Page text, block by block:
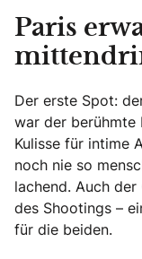
Paris
Der erste Spot:
war der
Kulisse für intime
noch nie so
lachend. Auch
des Shootings –
für die beiden.